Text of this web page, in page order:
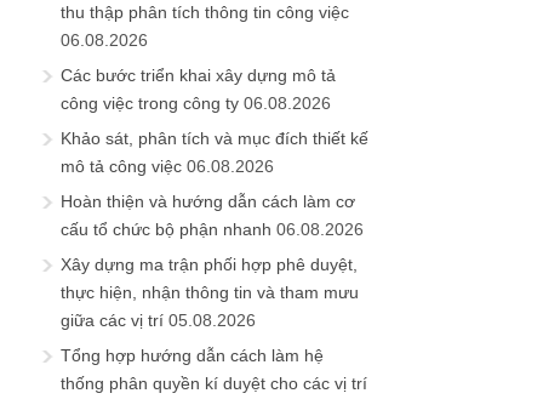
thu thập phân tích thông tin công việc
06.08.2026
Các bước triển khai xây dựng mô tả
công việc trong công ty 06.08.2026
Khảo sát, phân tích và mục đích thiết kế
mô tả công việc 06.08.2026
Hoàn thiện và hướng dẫn cách làm cơ
cấu tổ chức bộ phận nhanh 06.08.2026
Xây dựng ma trận phối hợp phê duyệt,
thực hiện, nhận thông tin và tham mưu
giữa các vị trí 05.08.2026
Tổng hợp hướng dẫn cách làm hệ
thống phân quyền kí duyệt cho các vị trí